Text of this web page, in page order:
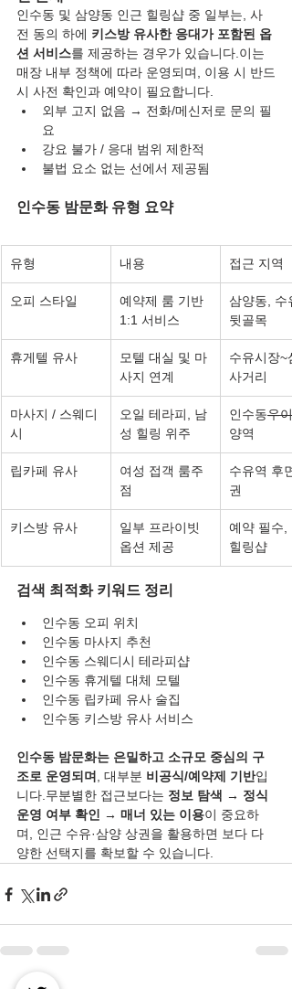
인수동 및 삼양동 인근 힐링샵 중 일부는, 사
전 동의 하에 키스방 유사한 응대가 포함된 옵
션 서비스를 제공하는 경우가 있습니다.이는
매장 내부 정책에 따라 운영되며, 이용 시 반드
시 사전 확인과 예약이 필요합니다.
외부 고지 없음 → 전화/메신저로 문의 필
요
강요 불가 / 응대 범위 제한적
불법 요소 없는 선에서 제공됨
인수동 밤문화 유형 요약
유형 내용 접근 지역
오피 스타일
예약제 룸 기반
1:1 서비스
삼양동, 수
뒷골목
휴게텔 유사
모텔 대실 및 마
사지 연계
수유시장~
사거리
마사지 / 스웨디
시
오일 테라피, 남
성 힐링 위주
인수동우이
양역
립카페 유사
여성 접객 룸주
점
수유역 후
권
키스방 유사
일부 프라이빗
옵션 제공
예약 필수,
힐링샵
검색 최적화 키워드 정리
인수동 오피 위치
인수동 마사지 추천
인수동 스웨디시 테라피샵
인수동 휴게텔 대체 모텔
인수동 립카페 유사 술집
인수동 키스방 유사 서비스
인수동 밤문화는 은밀하고 소규모 중심의 구
조로 운영되며 , 대부분 비공식/예약제 기반입
니다.무분별한 접근보다는 정보 탐색 → 정식
운영 여부 확인 → 매너 있는 이용이 중요하
며, 인근 수유·삼양 상권을 활용하면 보다 다
양한 선택지를 확보할 수 있습니다.